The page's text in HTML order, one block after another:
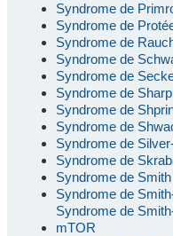
Syndrome de
Syndrome de
Syndrome de
Syndrome de
Syndrome de
Syndrome de Sharp
Syndrome de
Syndrome de
Syndrome de
Syndrome de
Syndrome de
Syndrome de
Syndrome de
mTOR